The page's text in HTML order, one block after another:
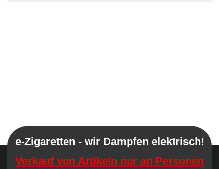
e-Zigaretten - wir Dampfen elektrisch!
Verkauf von Artikeln nur an Personen